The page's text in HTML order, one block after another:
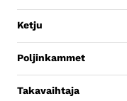
Ketju
Poljinkammet
Takavaihtaja